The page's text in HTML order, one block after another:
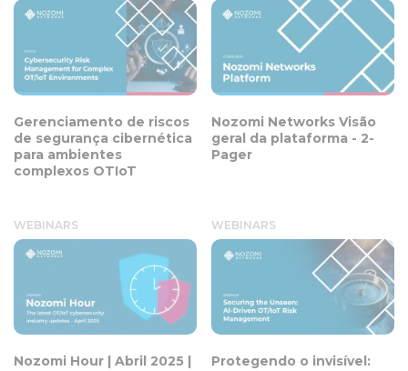
Gerenciamento de riscos
de segurança cibernética
para ambientes
complexos OTIoT
Nozomi Networks Visão
geral da plataforma - 2-
Pager
WEBINARS
Nozomi Hour | Abril 2025 |
WEBINARS
Protegendo o invisível: